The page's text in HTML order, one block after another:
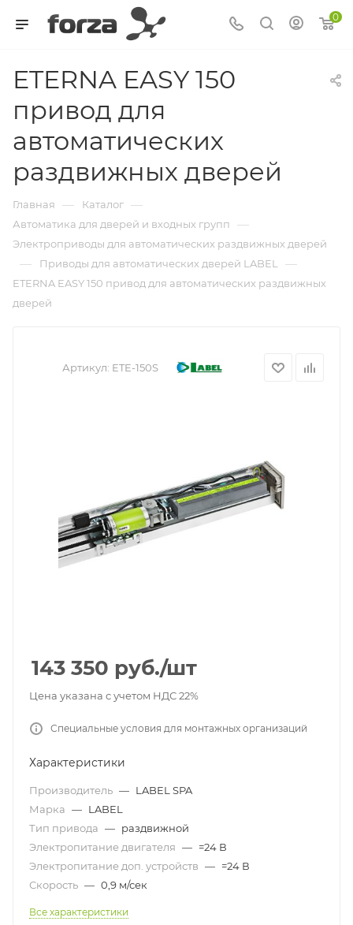
0
ETERNA EASY 150
привод для
автоматических
раздвижных дверей
Главная — Каталог —
Автоматика для дверей и входных групп —
Электроприводы для автоматических раздвижных дверей
— Приводы для автоматических дверей LABEL —
ETERNA EASY 150 привод для автоматических раздвижных
дверей
Артикул: ETE-150S
143 350 руб./шт
Цена указана с учетом НДС 22%
Специальные условия для монтажных организаций
Характеристики
Производитель — LABEL SPA
Марка — LABEL
Тип привода — раздвижной
Электропитание двигателя — =24 В
Электропитание доп. устройств — =24 В
Скорость — 0,9 м/сек
Все характеристики